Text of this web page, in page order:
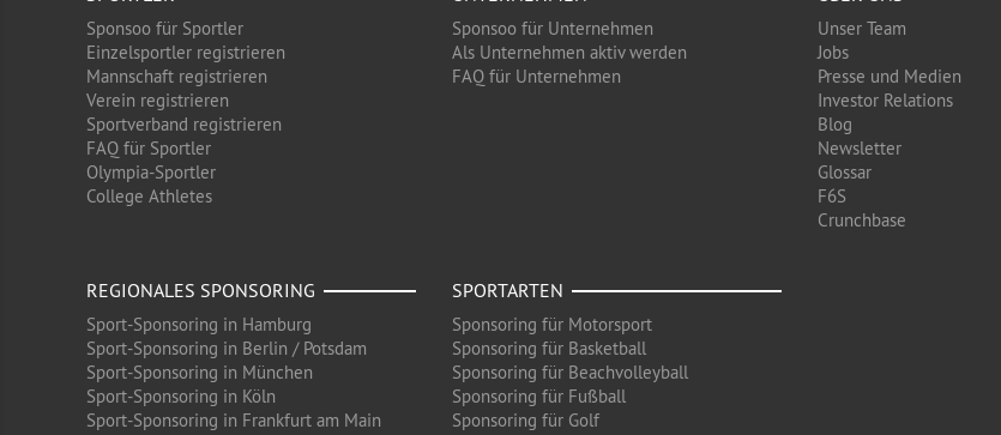
Sponsoo für Sportler
Einzelsportler registrieren
Mannschaft registrieren
Verein registrieren
Sportverband registrieren
FAQ für Sportler
Olympia-Sportler
College Athletes
Sponsoo für Unternehmen
Als Unternehmen aktiv werden
FAQ für Unternehmen
Unser Team
Jobs
Presse und Medien
Investor Relations
Blog
Newsletter
Glossar
F6S
Crunchbase
REGIONALES SPONSORING
Sport-Sponsoring in Hamburg
Sport-Sponsoring in Berlin / Potsdam
Sport-Sponsoring in München
Sport-Sponsoring in Köln
Sport-Sponsoring in Frankfurt am Main
SPORTARTEN
Sponsoring für Motorsport
Sponsoring für Basketball
Sponsoring für Beachvolleyball
Sponsoring für Fußball
Sponsoring für Golf